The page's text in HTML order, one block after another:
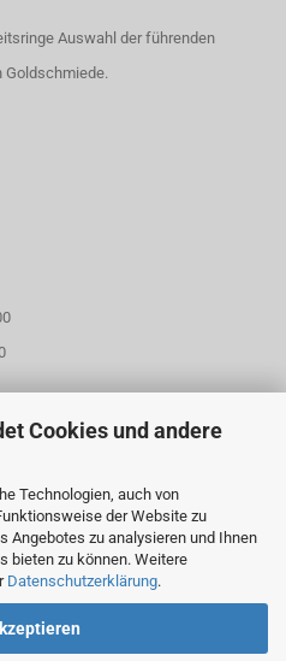
Cookies und andere
Technologien, auch von
der Website zu
Angebotes zu analysieren und Ihnen
bieten zu können. Weitere
Datenschutzerklärung.
Auswahl der führenden
Goldschmiede.